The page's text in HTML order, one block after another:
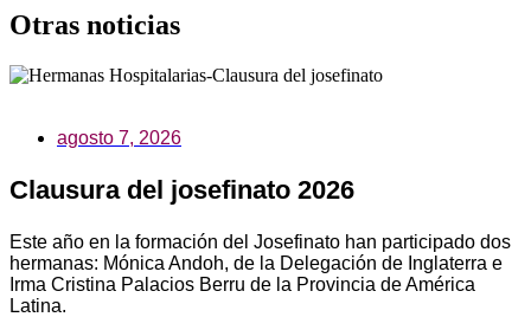
Otras noticias
agosto 7, 2026
Clausura del josefinato 2026
Este año en la formación del Josefinato han participado dos
hermanas: Mónica Andoh, de la Delegación de Inglaterra e
Irma Cristina Palacios Berru de la Provincia de América
Latina.